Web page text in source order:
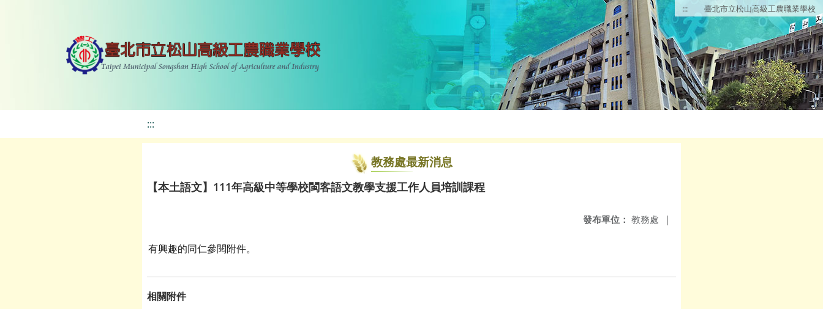
::: 臺北市立松山高級工農職業學校
:::
教務處最新消息
【本土語文】111年高級中等學校閩客語文教學支援工作人員培訓課程
發布單位： 教務處 |
有興趣的同仁參閱附件。
相關附件